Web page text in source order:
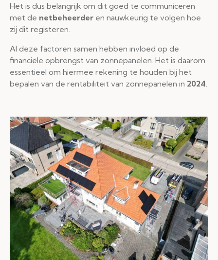
Het is dus belangrijk om dit goed te communiceren
met de netbeheerder en nauwkeurig te volgen hoe
zij dit registeren.
Al deze factoren samen hebben invloed op de
financiële opbrengst van zonnepanelen. Het is daarom
essentieel om hiermee rekening te houden bij het
bepalen van de rentabiliteit van zonnepanelen in 2024